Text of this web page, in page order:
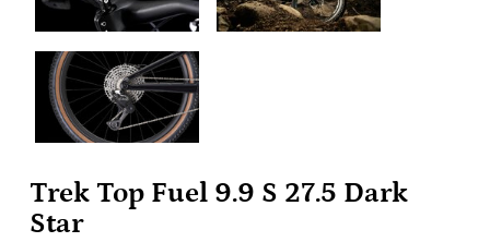
Trek Top Fuel 9.9 S 27.5 Dark
Star